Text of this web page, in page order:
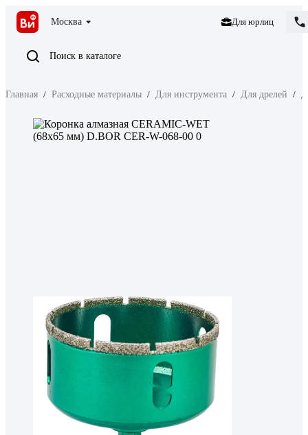
Москва Для юрлиц
Поиск в каталоге
Главная / Расходные материалы / Для инструмента / Для дрелей /